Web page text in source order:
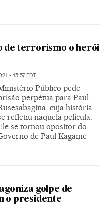
de terrorismo o herói
- 15:57EDT
Público pede
perpétua para Paul
cuja história
refletiu naquela película.
se tornou opositor do
de Paul Kagame
golpe de
o presidente